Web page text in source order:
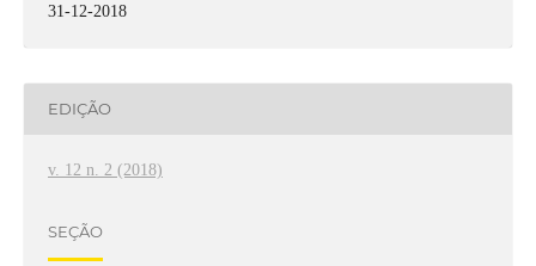
31-12-2018
EDIÇÃO
v. 12 n. 2 (2018)
SEÇÃO